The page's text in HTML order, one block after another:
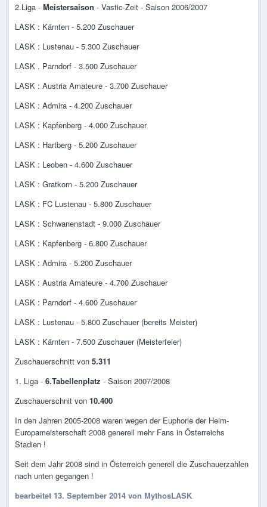
2.Liga - Meistersaison - Vastic-Zeit - Saison 2006/2007
LASK : Kärnten - 5.200 Zuschauer
LASK : Lustenau - 5.300 Zuschauer
LASK . Parndorf - 3.500 Zuschauer
LASK : Austria Amateure - 3.700 Zuschauer
LASK : Admira - 4.200 Zuschauer
LASK : Kapfenberg - 4.000 Zuschauer
LASK : Hartberg - 5.200 Zuschauer
LASK : Leoben - 4.600 Zuschauer
LASK : Gratkorn - 5.200 Zuschauer
LASK : FC Lustenau - 5.800 Zuschauer
LASK : Schwanenstadt - 9.000 Zuschauer
LASK : Kapfenberg - 6.800 Zuschauer
LASK : Admira - 5.200 Zuschauer
LASK : Austria Amateure - 4.700 Zuschauer
LASK : Parndorf - 4.600 Zuschauer
LASK : Lustenau - 5.800 Zuschauer (bereits Meister)
LASK : Kärnten - 7.500 Zuschauer (Meisterfeier)
Zuschauerschnitt von 5.311
1. Liga - 6.Tabellenplatz - Saison 2007/2008
Zuschauerschnit von 10.400
In den Jahren 2005-2008 waren wegen der Euphorie der Heim-
Europameisterschaft 2008 generell mehr Fans in Österreichs
Stadien !
Seit dem Jahr 2008 sind in Österreich generell die Zuschauerzahlen
nach unten gegangen !
bearbeitet 13. September 2014 von MythosLASK